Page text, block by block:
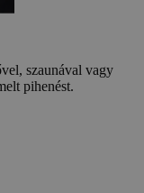
szaunával vagy
pihenést.